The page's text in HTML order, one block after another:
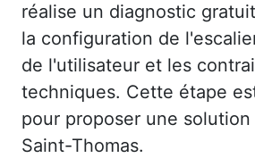
réalise un diagnostic
la configuration de
de l'utilisateur et les
techniques. Cette étape
pour proposer une solution
Saint-Thomas.